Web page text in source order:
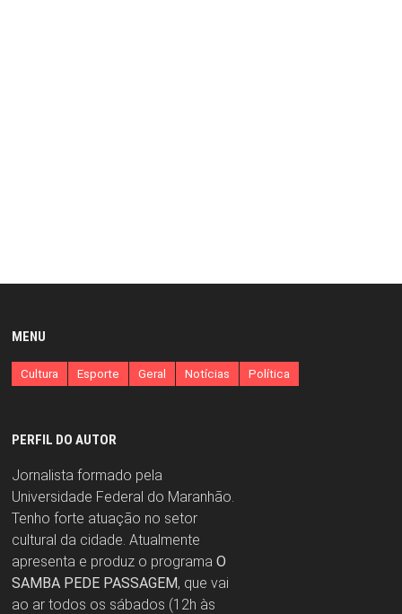
MENU
Cultura Esporte Geral Notícias Política
PERFIL DO AUTOR
Jornalista formado pela
Universidade Federal do Maranhão.
Tenho forte atuação no setor
cultural da cidade. Atualmente
apresenta e produz o programa O
SAMBA PEDE PASSAGEM, que vai
ao ar todos os sábados (12h às